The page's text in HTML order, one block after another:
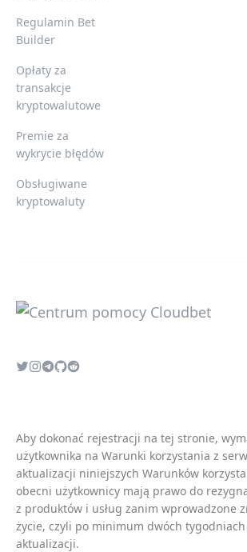
Regulamin Bet
Builder
Opłaty za
transakcje
kryptowalutowe
Premie za
wykrycie błędów
Obsługiwane
kryptowaluty
Aby dokonać rejestracji na tej stronie,
użytkownika na Warunki korzystania z
aktualizacji niniejszych Warunków
obecni użytkownicy mają prawo do
z produktów i usług zanim wprowadzone
życie, czyli po minimum dwóch tygodniach
aktualizacji.